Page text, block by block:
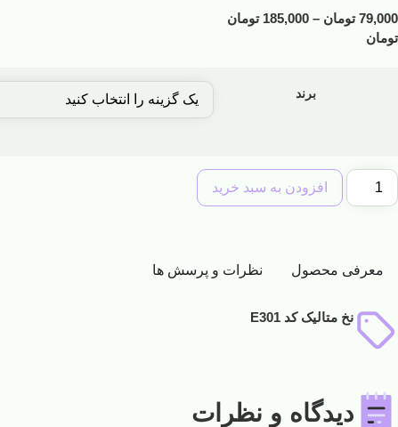
79,000 تومان –
185,000 تومان
تومان
برند
افزودن به سبد خرید
معرفی محصول نظرات و پرسش ها
نخ متالیک کد E301
دیدگاه و نظرات